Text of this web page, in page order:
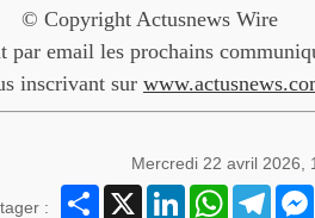
© Copyright Actusnews Wire
par email les prochains
inscrivant sur
Mercredi 22 avril 2026,
:
Partager
X LinkedInWhatsApp